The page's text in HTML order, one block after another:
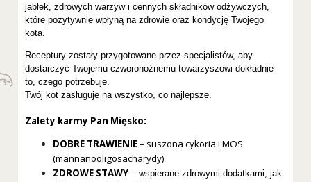
jabłek, zdrowych warzyw i cennych składników odżywczych,
które pozytywnie wpłyną na zdrowie oraz kondycję Twojego
kota.
Receptury zostały przygotowane przez specjalistów, aby
dostarczyć Twojemu czworonożnemu towarzyszowi dokładnie
to, czego potrzebuje.
Twój kot zasługuje na wszystko, co najlepsze.
Zalety karmy Pan Mięsko:
DOBRE TRAWIENIE– suszona cykoria i MOS
(mannanooligosacharydy)
ZDROWE STAWY – wspierane zdrowymi dodatkami, jak